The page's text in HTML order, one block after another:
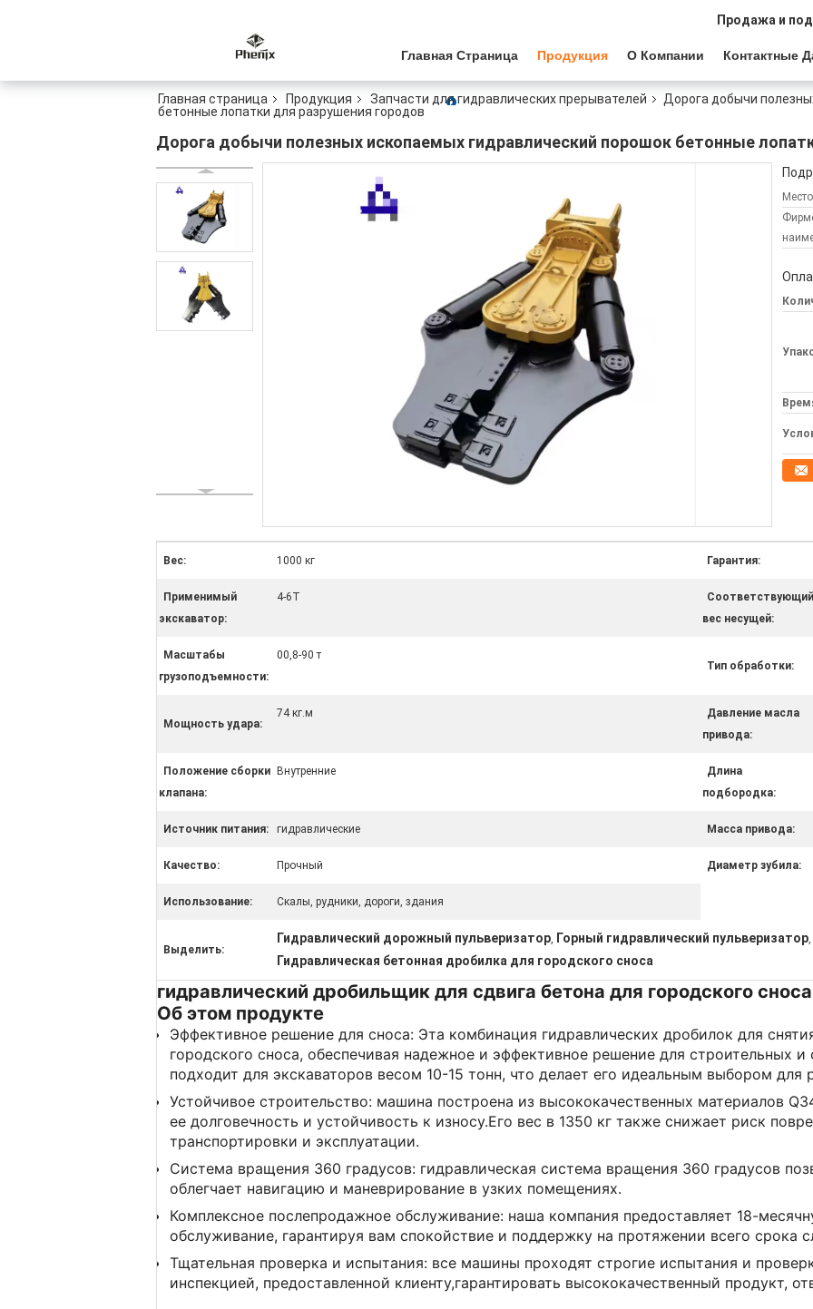
Продажа и
Главная Страница Продукция О Компании Контактные
Главная страница Продукция Запчасти для гидравлических прерывателей
Дорога добычи
бетонные лопатки для разрушения городов
Дорога добычи полезных ископаемых гидравлический порошок бетонные
Вес: 1000 кг Гарантия:
Применимый
экскаватор:
4-6T
Соответствующий
вес несущей:
Масштабы
грузоподъемности:
00,8-90 т
Тип обработки:
Мощность удара:
74 кг.м
Давление масла
привода:
Положение сборки
клапана:
Внутренние
Длина
подбородка:
Источник питания: гидравлические Масса привода:
Качество: Прочный Диаметр зубила:
Использование: Скалы, рудники, дороги, здания
Выделить:
Гидравлический дорожный пульверизатор, Горный гидравлический пульверизатор,
Гидравлическая бетонная дробилка для городского сноса
гидравлический дробильщик для сдвига бетона для городского сноса
Об этом продукте
Эффективное решение для сноса: Эта комбинация гидравлических дробилок для
городского сноса, обеспечивая надежное и эффективное решение для строительных
подходит для экскаваторов весом 10-15 тонн, что делает его идеальным выбором для
Устойчивое строительство: машина построена из высококачественных материалов
ее долговечность и устойчивость к износу.Его вес в 1350 кг также снижает риск
транспортировки и эксплуатации.
Система вращения 360 градусов: гидравлическая система вращения 360 градусов
облегчает навигацию и маневрирование в узких помещениях.
Комплексное послепродажное обслуживание: наша компания предоставляет 18-
обслуживание, гарантируя вам спокойствие и поддержку на протяжении всего срока
Тщательная проверка и испытания: все машины проходят строгие испытания и
инспекцией, предоставленной клиенту,гарантировать высококачественный продукт,